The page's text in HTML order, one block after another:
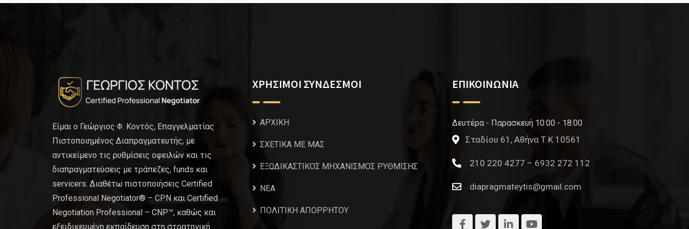
Είμαι ο Γεώργιος Φ. Κοντός, Επαγγελματίας
Πιστοποιημένος Διαπραγματευτής, με
αντικείμενο τις ρυθμίσεις οφειλών και τις
διαπραγματεύσεις με τράπεζες, funds και
servicers. Διαθέτω πιστοποιήσεις Certified
Professional Negotiator® – CPN και Certified
Negotiation Professional – CNP™, καθώς και
εξειδικευμένη εκπαίδευση στη στρατηγική
ΧΡΗΣΙΜΟΙ ΣΥΝΔΕΣΜΟΙ
ΑΡΧΙΚΗ
ΣΧΕΤΙΚΑ ΜΕ ΜΑΣ
ΕΞΩΔΙΚΑΣΤΙΚΟΣ ΜΗΧΑΝΙΣΜΟΣ ΡΥΘΜΙΣΗΣ
NEA
ΠΟΛΙΤΙΚΗ ΑΠΟΡΡΗΤΟΥ
ΕΠΙΚΟΙΝΩΝΙΑ
Δευτέρα - Παρασκευή 10:00 - 18:00
Σταδίου 61, Αθήνα Τ.Κ 10561
210 220 4277 – 6932 272 112
diapragmateytis@gmail.com